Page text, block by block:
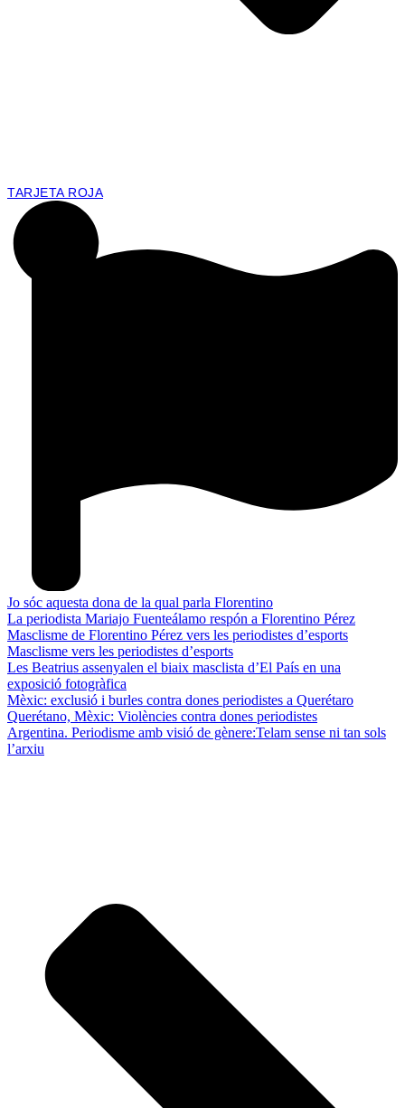
TARJETA ROJA
Jo sóc aquesta dona de la qual parla Florentino
La periodista Mariajo Fuenteálamo respón a Florentino Pérez
Masclisme de Florentino Pérez vers les periodistes d’esports
Masclisme vers les periodistes d’esports
Les Beatrius assenyalen el biaix masclista d’El País en una
exposició fotogràfica
Mèxic: exclusió i burles contra dones periodistes a Querétaro
Querétano, Mèxic: Violències contra dones periodistes
Argentina. Periodisme amb visió de gènere:Telam sense ni tan sols
l’arxiu